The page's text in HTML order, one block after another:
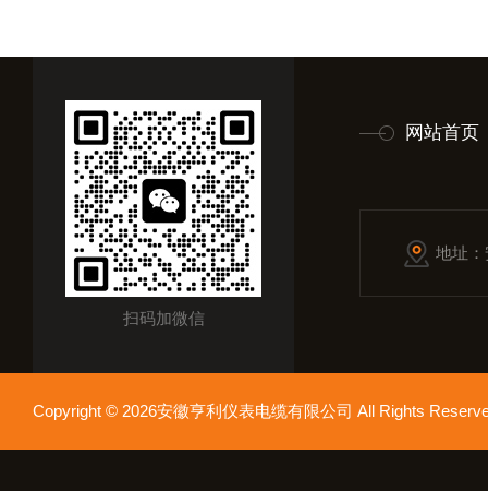
扫码加微信
网站首页
地址
Copyright © 2026安徽亨利仪表电缆有限公司 All Rights